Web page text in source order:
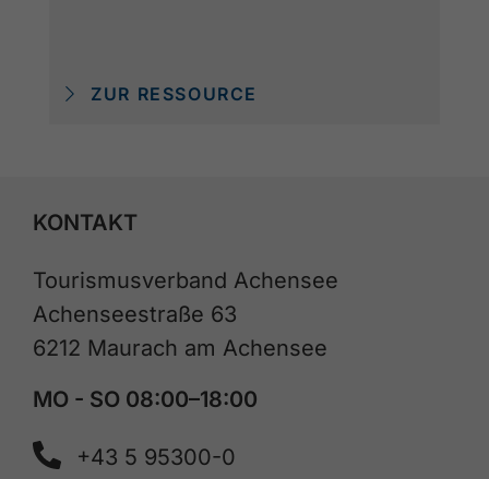
ZUR RESSOURCE
KONTAKT
Tourismusverband Achensee
Achenseestraße 63
6212 Maurach am Achensee
MO - SO 08:00–18:00
+43 5 95300-0